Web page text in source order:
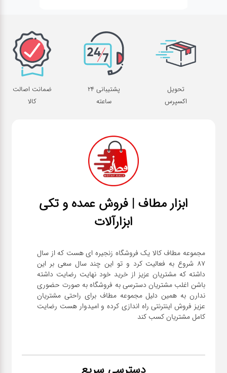
تحویل
اکسپرس
پشتیبانی 24
ساعته
ضمانت اصالت
کالا
ابزار مطاف | فروش عمده و تکی
ابزارآلات
مجموعه مطاف کالا یک فروشگاه زنجیره ای هست که از سال
۸۷ شروع به فعالیت کرد و تو این چند سال سعی بر این
داشته که مشتریان عزیز از خرید خود نهایت رضایت داشته
باشن اغلب مشتریان دسترسی به فروشگاه به صورت حضوری
ندارن به همین دلیل مجموعه مطاف برای راحتی مشتریان
عزیز فروش اینترنتی راه اندازی کرده و امیدوار هست رضایت
کامل مشتریان کسب کند